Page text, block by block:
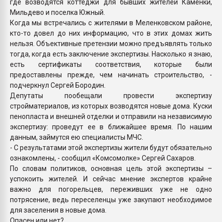
где возводятся коттеджи для бывших жителей Каменки,
Мильдево и поселка Южный.
Когда мы встречались с жителями в Меленковском районе,
кто-то довел до них информацию, что в этих домах жить
нельзя. Объективные претензии можно предъявлять только
тогда, когда есть заключение экспертизы. Насколько я знаю,
есть сертификаты соответствия, которые были
предоставлены прежде, чем начинать строительство, -
подчеркнул Сергей Бородин.
Депутаты пообещали провести экспертизу
стройматериалов, из которых возводятся новые дома. Куски
пенопласта и внешней отделки и отправили на независимую
экспертизу: проведут ее в ближайшее время. По нашим
данным, займутся ею специалисты МЧС.
- С результатами этой экспертизы жители будут обязательно
ознакомлены, - сообщил «Комсомолке» Сергей Сахаров.
По словам политиков, основная цель этой экспертизы –
успокоить жителей. И сейчас мнение экспертов крайне
важно для погорельцев, переживших уже не одно
потрясение, ведь переселенцы уже закупают необходимое
для заселения в новые дома.
Опасен или нет?